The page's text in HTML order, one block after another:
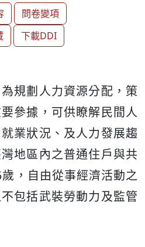
問卷變項
下載DDI
規劃人力資源分配，策
參據，可供瞭解民間人
業狀況、及人力發展趨
地區內之普通住戶與共
，自由從事經濟活動之
包括武裝勞動力及監管